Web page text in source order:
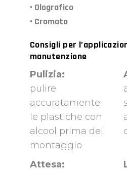
• Olografico
• Cromato
Consigli per
manutenzione
Pulizia:
pulire
accuratamente
le plastiche con
alcool prima del
montaggio
Attesa: